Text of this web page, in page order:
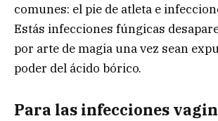
comunes: el pie de atleta e
Estás infecciones fúngicas
por arte de magia una vez sean
poder del ácido bórico.
Para las infecciones